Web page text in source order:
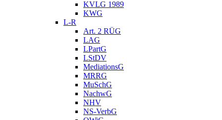
KVLG 1989
KWG
L-R
Art. 2 RÜG
LAG
LPartG
LStDV
MediationsG
MRRG
MuSchG
NachwG
NHV
NS-VerbG